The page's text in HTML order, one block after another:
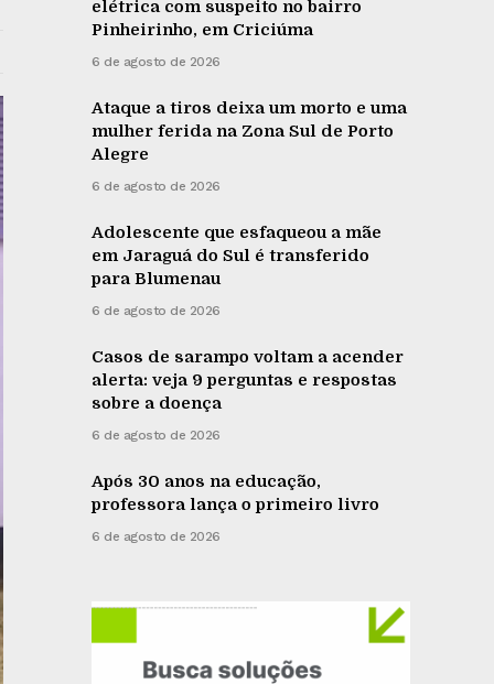
elétrica com suspeito no bairro
Pinheirinho, em Criciúma
6 de agosto de 2026
Ataque a tiros deixa um morto e uma
mulher ferida na Zona Sul de Porto
Alegre
6 de agosto de 2026
Adolescente que esfaqueou a mãe
em Jaraguá do Sul é transferido
para Blumenau
6 de agosto de 2026
Casos de sarampo voltam a acender
alerta: veja 9 perguntas e respostas
sobre a doença
6 de agosto de 2026
Após 30 anos na educação,
professora lança o primeiro livro
6 de agosto de 2026